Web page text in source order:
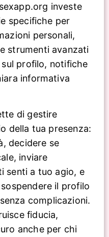
investe
specifiche per
personali,
strumenti avanzati
profilo, notifiche
informativa
di gestire
della tua presenza:
decidere se
inviare
senti a tuo agio, e
il profilo
complicazioni.
fiducia,
anche per chi